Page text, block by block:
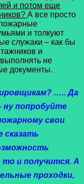
и потом еще
А все просто
пожарные
и толкуют
служаки – как бы
и
не
документы.
….. Да
ну попробуйте
свои
сказать
и получится. А
проходки,